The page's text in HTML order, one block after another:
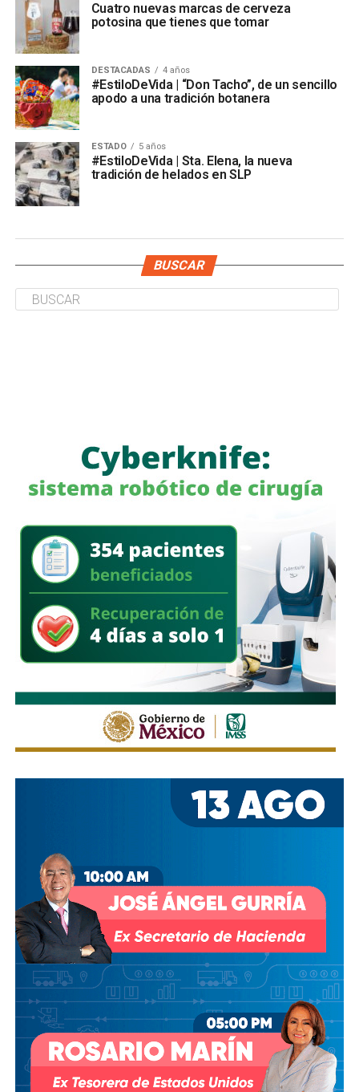
Cuatro nuevas marcas de cerveza
potosina que tienes que tomar
DESTACADAS 4 años
#EstiloDeVida | “Don Tacho”, de un sencillo
apodo a una tradición botanera
ESTADO 5 años
#EstiloDeVida | Sta. Elena, la nueva
tradición de helados en SLP
BUSCAR